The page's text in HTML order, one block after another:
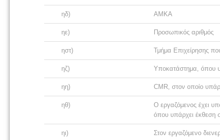
ηδ) ΑΜΚΑ
ηε) Προσωπικός αριθμός
ηστ) Τμήμα Επιχείρησης
ηζ) Υποκατάστημα, όπου
ηη) CMR, στον οποίο
ηθ)
Ο εργαζόμενος έχει
όπου υπάρχει έκθεση
ηι) Στον εργαζόμενο